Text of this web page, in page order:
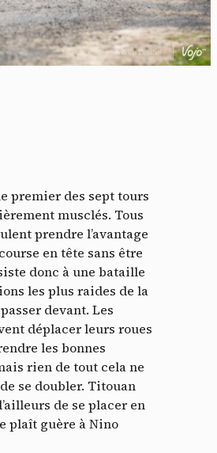
premier des sept tours
musclés. Tous
prendre l’avantage
en tête sans être
donc à une bataille
les plus raides de la
devant. Les
déplacer leurs roues
les bonnes
rien de tout cela ne
se doubler. Titouan
de se placer en
plaît guère à Nino